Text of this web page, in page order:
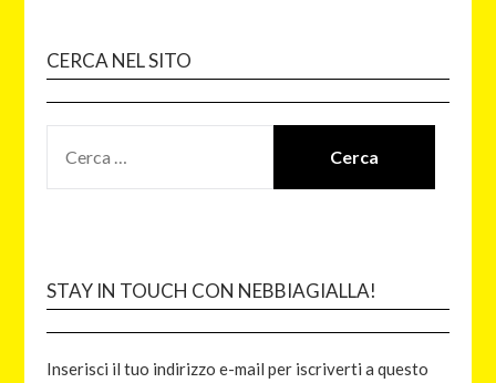
CERCA NEL SITO
STAY IN TOUCH CON NEBBIAGIALLA!
Inserisci il tuo indirizzo e-mail per iscriverti a questo